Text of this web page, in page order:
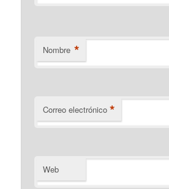
Nombre *
Correo electrónico *
Web